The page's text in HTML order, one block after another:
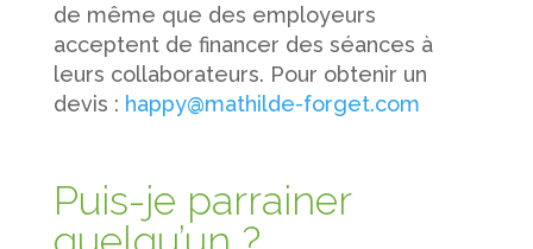
de même que des employeurs
acceptent de financer des séances à
leurs collaborateurs. Pour obtenir un
devis : happy@mathilde-forget.com
Puis-je parrainer